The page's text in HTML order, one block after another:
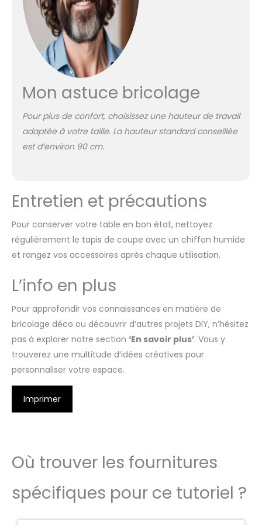
Mon astuce bricolage
Pour plus de confort, choisissez une hauteur de travail
adaptée à votre taille. La hauteur standard conseillée
est d’environ 90 cm.
Entretien et précautions
Pour conserver votre table en bon état, nettoyez
régulièrement le tapis de coupe avec un chiffon humide
et rangez vos accessoires après chaque utilisation.
L’info en plus
Pour approfondir vos connaissances en matière de
bricolage déco ou découvrir d’autres projets DIY, n’hésitez
pas à explorer notre section ‘En savoir plus’. Vous y
trouverez une multitude d’idées créatives pour
personnaliser votre espace.
Imprimer
Où trouver les fournitures
spécifiques pour ce tutoriel ?